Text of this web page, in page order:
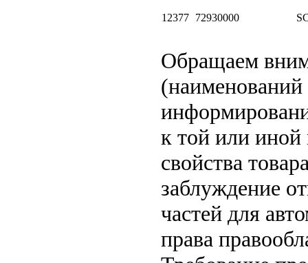
12377 72930000
Обращаем
(наименований
к той или иной
свойства
заблуждение
частей для
права